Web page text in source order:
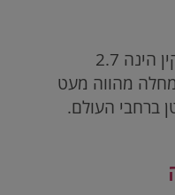
היארעות שנתית מסוג הודג'קין הינה 2.7
והמחלה מהווה מעט